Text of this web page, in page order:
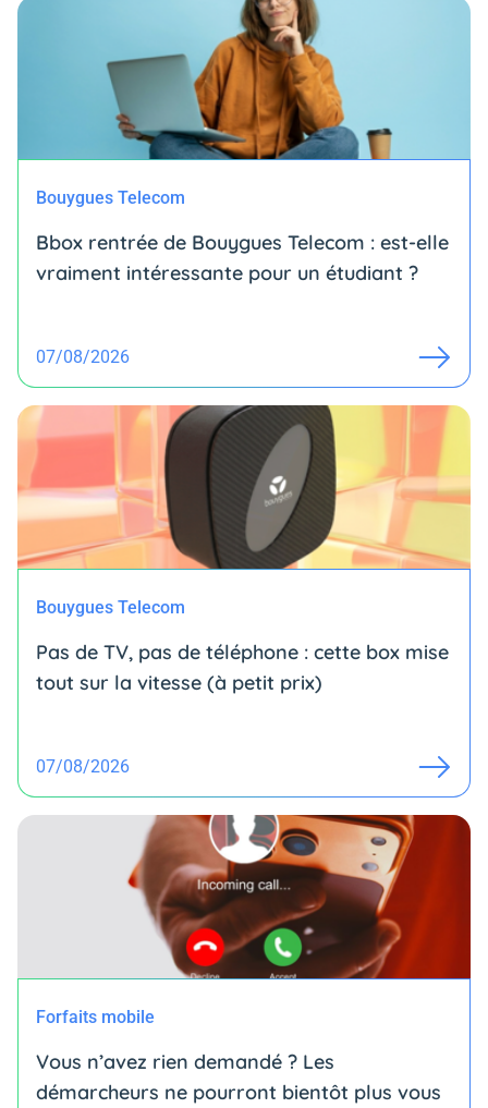
Bouygues Telecom
Bbox rentrée de Bouygues Telecom : est-elle
vraiment intéressante pour un étudiant ?
07/08/2026
Bouygues Telecom
Pas de TV, pas de téléphone : cette box mise
tout sur la vitesse (à petit prix)
07/08/2026
Forfaits mobile
Vous n’avez rien demandé ? Les
démarcheurs ne pourront bientôt plus vous